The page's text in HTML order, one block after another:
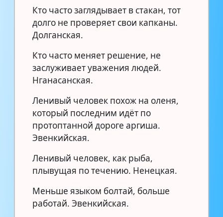
Кто часто заглядывает в стакан, тот
долго не проверяет свои капканы.
Долганская.
Кто часто меняет решение, не
заслуживает уважения людей.
Нганасанская.
Ленивый человек похож на оленя,
который последним идёт по
протоптанной дороге аргиша.
Эвенкийская.
Ленивый человек, как рыба,
плывущая по течению. Ненецкая.
Меньше языком болтай, больше
работай. Эвенкийская.